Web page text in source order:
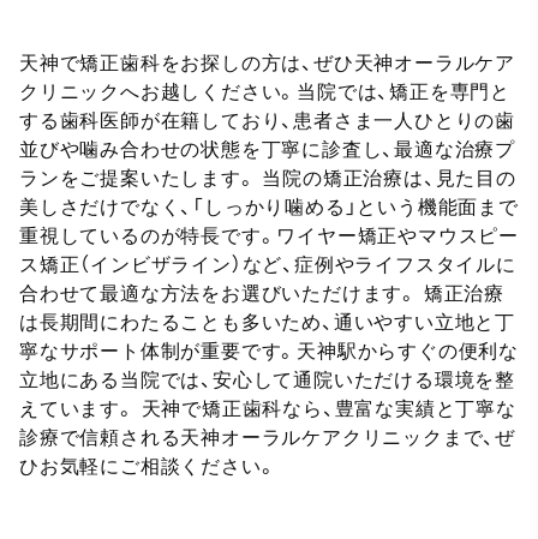
天神で矯正歯科をお探しの方は、ぜひ天神オーラルケア
クリニックへお越しください。当院では、矯正を専門と
する歯科医師が在籍しており、患者さま一人ひとりの歯
並びや噛み合わせの状態を丁寧に診査し、最適な治療プ
ランをご提案いたします。 当院の矯正治療は、見た目の
美しさだけでなく、「しっかり噛める」という機能面まで
重視しているのが特長です。ワイヤー矯正やマウスピー
ス矯正（インビザライン）など、症例やライフスタイルに
合わせて最適な方法をお選びいただけます。 矯正治療
は長期間にわたることも多いため、通いやすい立地と丁
寧なサポート体制が重要です。天神駅からすぐの便利な
立地にある当院では、安心して通院いただける環境を整
えています。 天神で矯正歯科なら、豊富な実績と丁寧な
診療で信頼される天神オーラルケアクリニックまで、ぜ
ひお気軽にご相談ください。